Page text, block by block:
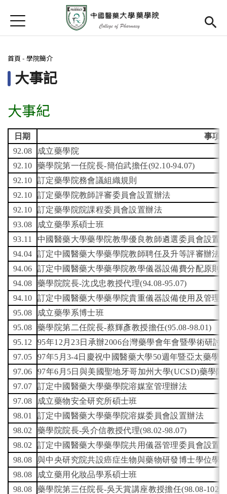
首頁
首頁
最新消息
學院簡介
院長簡介
院長信箱
規章辦法
尖端創新
檔案下載
English(link is external)
Jump to Navigation
Jump to Main content
您在這裡
首頁 - 學院簡介
大事記
大事紀
日期
事項
92.08
成立藥學院
92.10
藥學院第一任院長-簡伯武擔任(92.10-94.07)
92.10
訂定藥學院務會議組織規則
92.10
訂定藥學院教師評審委員會設置辦法
92.10
訂定藥學院院課程委員會設置辦法
93.08
成立藥學系碩士班
93.11
中國醫藥大學藥學院教學優良教師遴選委員會設置
94.04
訂定中國醫藥大學藥學院教師聘任及升等評審辦法
94.06
訂定中國醫藥大學藥學院教學儀器設備費分配原則
94.08
藥學院院長-沈戊忠教授代理(94.08-95.07)
94.10
訂定中國醫藥大學藥學院貴重儀器設備使用及管理
95.08
成立藥學系博士班
95.08
藥學院第二任院長-蔡輝彥教授擔任(95.08-98.01)
95.12
95年12月23日承辦2006台灣藥學會年會暨學術研討
97.05
97年5月3-4日慶祝中國醫藥大學50週年暨亞太藥學
97.06
97年6月5日與美國聖地牙哥加州大學(UCSD)藥學
97.07
訂定中國醫藥大學藥學院溶媒室管理辦法
97.08
成立藥物安全研究所碩士班
98.01
訂定中國醫藥大學藥學院溶媒委員會設置辦法
98.02
藥學院院長-吳介信教授代理(98.02-98.07)
98.02
訂定中國醫藥大學藥學院共用儀器管理委員會設置
98.08
與中央研究院共設癌症生物與藥物研發博士學位學
98.08
成立藥用化妝品學系碩士班
98.08
藥學院第三任院長-吳天賞講座教授擔任(98.08-